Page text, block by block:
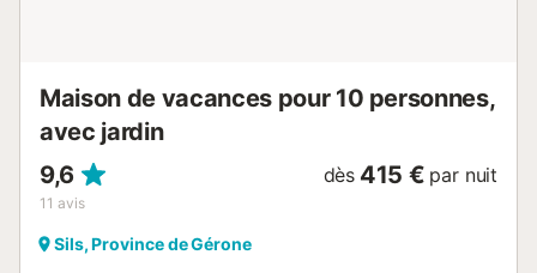
Maison de vacances pour 10 personnes,
avec jardin
9,6
11 avis
dès 415 € par nuit
Sils, Province de Gérone